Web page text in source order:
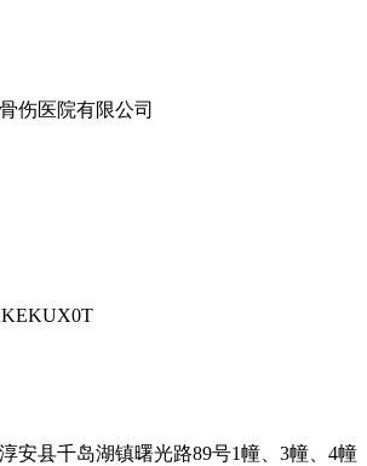
伤医院有限公司
安县千岛湖镇曙光路89号1幢、3幢、4幢